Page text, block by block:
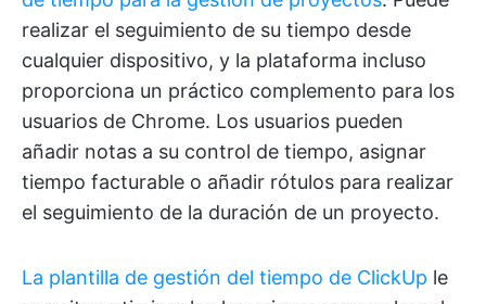
realizar el seguimiento de su tiempo desde
cualquier dispositivo, y la plataforma incluso
proporciona un práctico complemento para los
usuarios de Chrome. Los usuarios pueden
añadir notas a su control de tiempo, asignar
tiempo facturable o añadir rótulos para realizar
el seguimiento de la duración de un proyecto.
La plantilla de gestión del tiempo de ClickUp le